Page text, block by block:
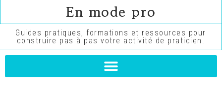
En mode pro
Guides pratiques, formations et ressources pour
construire pas à pas votre activité de praticien.